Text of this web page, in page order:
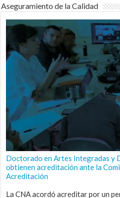
Aseguramiento de la Calidad
Doctorado en Artes Integradas y
obtienen acreditación ante la
Acreditación
La CNA acordó acreditar por un